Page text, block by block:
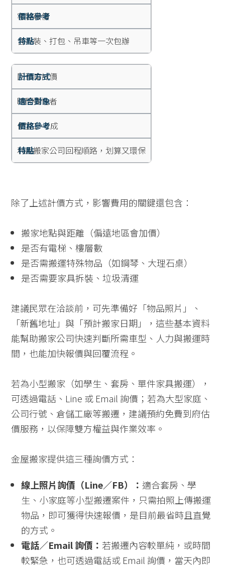
客製報價
含拆裝、打包、吊車等一次包辦
回頭車計價
時間彈性者
便宜1～2成
利用搬家公司回程順路，划算又環保
除了上述計價方式，影響費用的關鍵還包含：
搬家地點與距離（偏遠地區會加價）
是否有電梯、樓層數
是否需搬運特殊物品（如鋼琴、大理石桌）
是否需要家具拆裝、垃圾清運
建議民眾在洽談前，可先準備好「物品照片」、
「新舊地址」與「預計搬家日期」，這些基本資料
能幫助搬家公司快速判斷所需車型、人力與搬運時
間，也能加快報價與回覆流程。
若為小型搬家（如學生、套房、單件家具搬運），
可透過電話、Line 或 Email 詢價；若為大型家庭、
公司行號、倉儲工廠等搬遷，建議預約免費到府估
價服務，以保障雙方權益與作業效率。
金屋搬家提供這三種詢價方式：
線上照片詢價（Line／FB）： 適合套房、學
生、小家庭等小型搬遷案件，只需拍照上傳搬運
物品，即可獲得快速報價，是目前最省時且直覺
的方式。
電話／Email 詢價： 若搬遷內容較單純，或時間
較緊急，也可透過電話或 Email 詢價，當天內即